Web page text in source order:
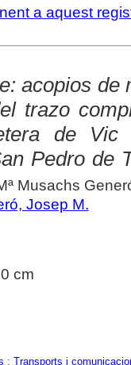
a aquest
acopios
trazo
de Vic
Pedro de
Musachs
Josep M.
cm
; Transports i